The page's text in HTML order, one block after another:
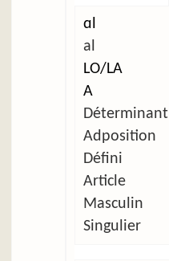
ɑl
al
LO/LA
A
Déterminant
Adposition
Défini
Article
Masculin
Singulier